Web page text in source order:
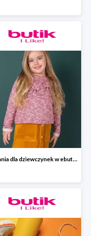
Ubrania dla dziewczynek w ebutik do -50%